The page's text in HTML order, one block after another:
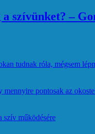
szívünket? –
tudnak róla, mégsem
mennyire pontosak az
szív működésére